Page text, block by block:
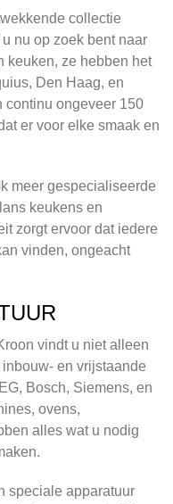
collectie
nu op zoek bent naar
keuken, ze hebben het
Den Haag, en
continu ongeveer 150
er voor elke smaak en
meer gespecialiseerde
keukens en
zorgt ervoor dat iedere
vinden, ongeacht
vindt u niet alleen
en vrijstaande
Bosch, Siemens, en
ovens,
alles wat u nodig
speciale apparatuur